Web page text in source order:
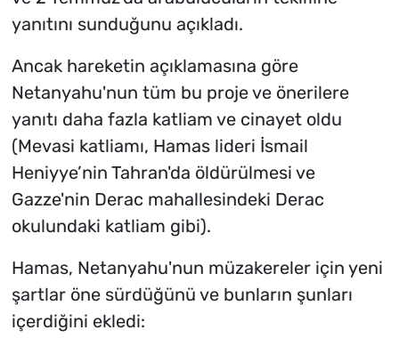
yanıtını sunduğunu açıkladı.
Ancak hareketin açıklamasına göre
Netanyahu'nun tüm bu proje ve önerilere
yanıtı daha fazla katliam ve cinayet oldu
(Mevasi katliamı, Hamas lideri İsmail
Heniyye’nin Tahran'da öldürülmesi ve
Gazze'nin Derac mahallesindeki Derac
okulundaki katliam gibi).
Hamas, Netanyahu'nun müzakereler için yeni
şartlar öne sürdüğünü ve bunların şunları
içerdiğini ekledi: